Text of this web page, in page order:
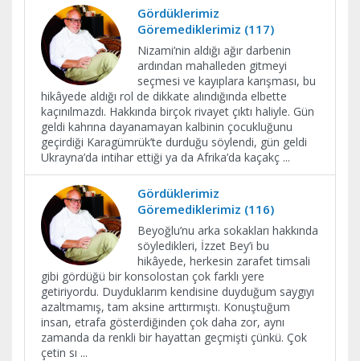
Gördüklerimiz
Göremediklerimiz (117)
Nizami’nin aldığı ağır darbenin
ardından mahalleden gitmeyi
seçmesi ve kayıplara karışması, bu
hikâyede aldığı rol de dikkate alındığında elbette
kaçınılmazdı. Hakkında birçok rivayet çıktı haliyle. Gün
geldi kahrına dayanamayan kalbinin çocukluğunu
geçirdiği Karagümrük’te durduğu söylendi, gün geldi
Ukrayna’da intihar ettiği ya da Afrika’da kaçakç ...
Gördüklerimiz
Göremediklerimiz (116)
Beyoğlu’nu arka sokakları hakkında
söyledikleri, İzzet Bey’i bu
hikâyede, herkesin zarafet timsali
gibi gördüğü bir konsolostan çok farklı yere
getiriyordu. Duyduklarım kendisine duyduğum saygıyı
azaltmamış, tam aksine arttırmıştı. Konuştuğum
insan, etrafa gösterdiğinden çok daha zor, aynı
zamanda da renkli bir hayattan geçmişti çünkü. Çok
çetin sı ...